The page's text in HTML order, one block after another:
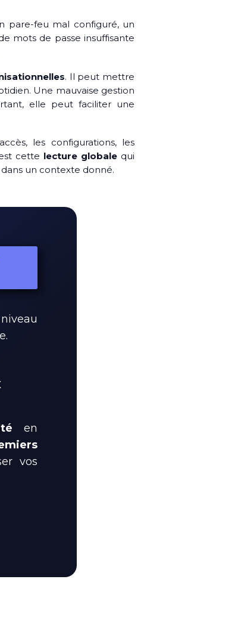
pare-feu mal configuré, un
mots de passe insuffisante
. Il peut mettre
Une mauvaise gestion
elle peut faciliter une
les configurations, les
cette lecture globale qui
un contexte donné.
en
vos